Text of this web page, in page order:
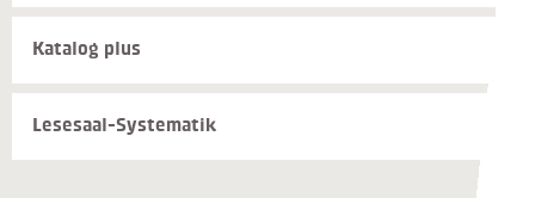
Informationen
Kontakte
Katalog plus
Lesesaal-Systematik